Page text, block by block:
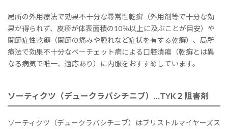
局所の外用療法で効果不十分な尋常性乾癬（外用剤等で十分な効
果が得られず、皮疹が体表面積の10％以上に及ぶことが目安）や
関節症性乾癬（関節の痛みや腫れなど症状を有する乾癬）、局所
療法で効果不十分なベーチェット病による口腔潰瘍（乾癬とは異
なる病気で唯一、適応あり）に内服をおすすめしています。
ソーティクツ（デュークラバシチニブ）…TYK２阻害剤
ソーティクツ（デュークラバシチニブ）はブリストルマイヤーズス